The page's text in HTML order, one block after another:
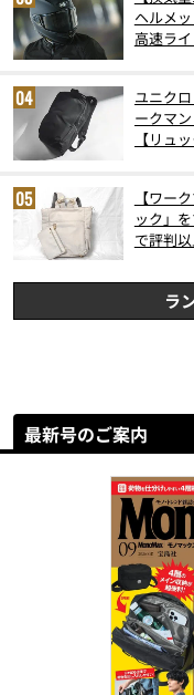
ヘルメ
高速ラ
ユニク
ークマ
【リュ
【ワー
ック」
で評判
ラ
最新号のご案内